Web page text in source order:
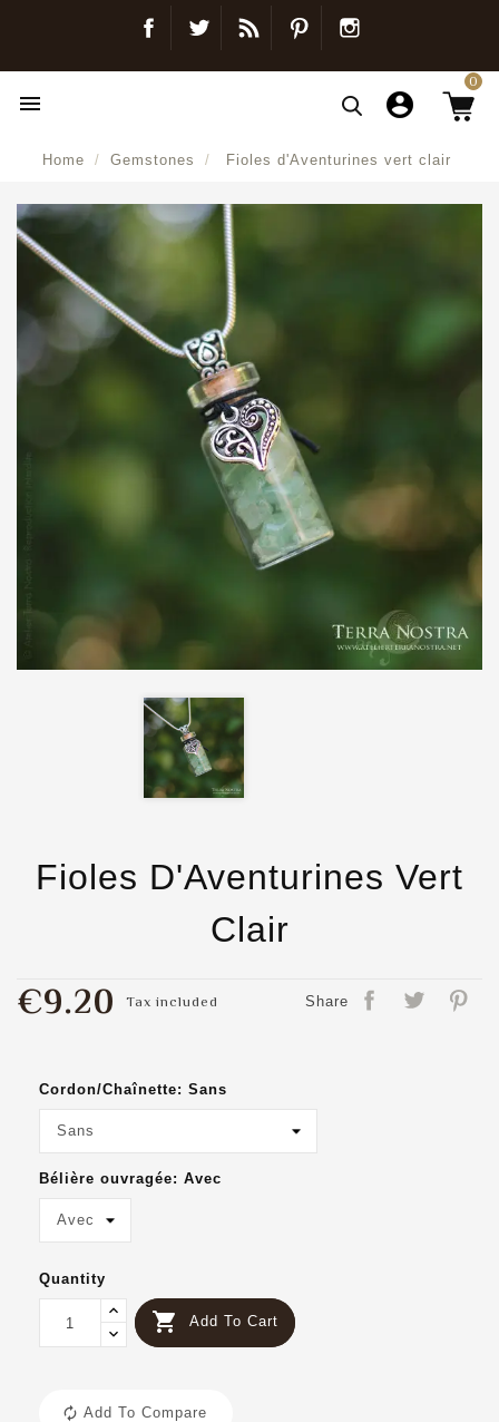
FacebookTwitter Blog Pinterest

0
Home Gemstones Fioles d'Aventurines vert clair
Fioles D'Aventurines Vert
Clair
Share
€9.20 Tax included
Cordon/Chaînette: Sans
Bélière ouvragée: Avec
Quantity
 Add To Cart
Add To Compare